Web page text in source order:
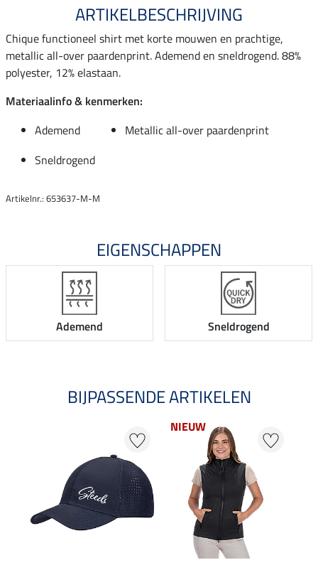
ARTIKELBESCHRIJVING
Chique functioneel shirt met korte mouwen en prachtige,
metallic all-over paardenprint. Ademend en sneldrogend. 88%
polyester, 12% elastaan.
Materiaalinfo & kenmerken:
Ademend
Metallic all-over paardenprint
Sneldrogend
Artikelnr.: 653637-M-M
EIGENSCHAPPEN
Ademend Sneldrogend
BIJPASSENDE ARTIKELEN
NIEUW